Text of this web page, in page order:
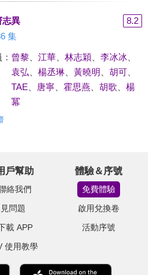
志異
8.2
集
曾黎 江華、 林志穎 李冰冰
袁弘
楊丞琳、 黃曉明 胡可、
TAE
唐寧、 霍思燕 胡歌
楊
冪
戶幫助
絡我們
問題
載 APP
使用教學
體驗＆序號
免費體驗
啟用兌換卷
活動序號